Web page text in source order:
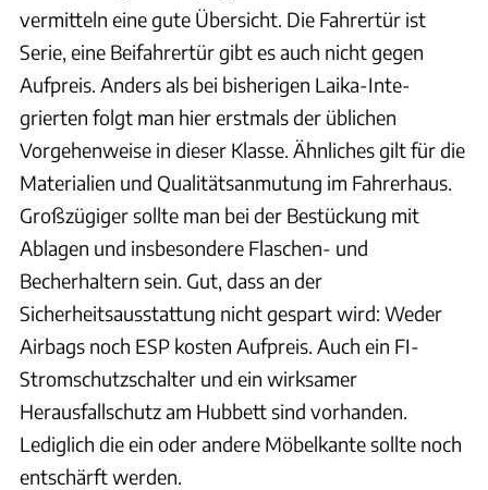
vermitteln eine gute Übersicht. Die Fahrertür ist
Serie, eine Beifahrertür gibt es auch nicht gegen
Aufpreis. Anders als bei bisherigen Laika-Inte­
grierten folgt man hier erstmals der üblichen
Vorgehenweise in dieser Klasse. Ähnliches gilt für die
Materialien und Qualitätsanmutung im Fahrerhaus.
Großzügiger sollte man bei der Bestückung mit
Ablagen und insbesondere Flaschen- und
Becherhaltern sein. Gut, dass an der
Sicherheitsausstattung nicht gespart wird: Weder
Airbags noch ESP kosten Aufpreis. Auch ein FI-
Stromschutzschalter und ein wirksamer
Herausfallschutz am Hubbett sind vorhanden.
Lediglich die ein oder andere Möbelkante sollte noch
entschärft werden.